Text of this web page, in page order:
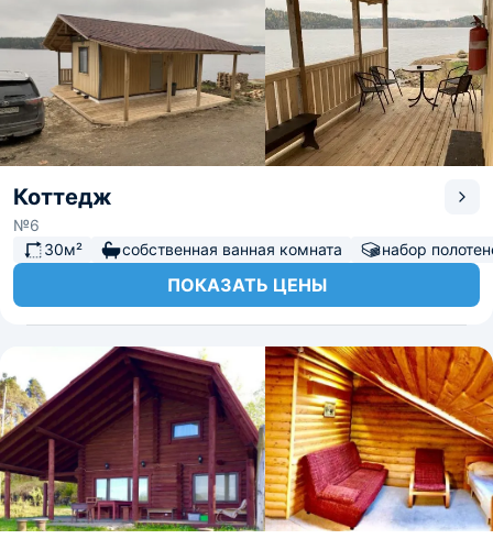
Коттедж
№6
30м²
собственная ванная комната набор
ПОКАЗАТЬ ЦЕНЫ